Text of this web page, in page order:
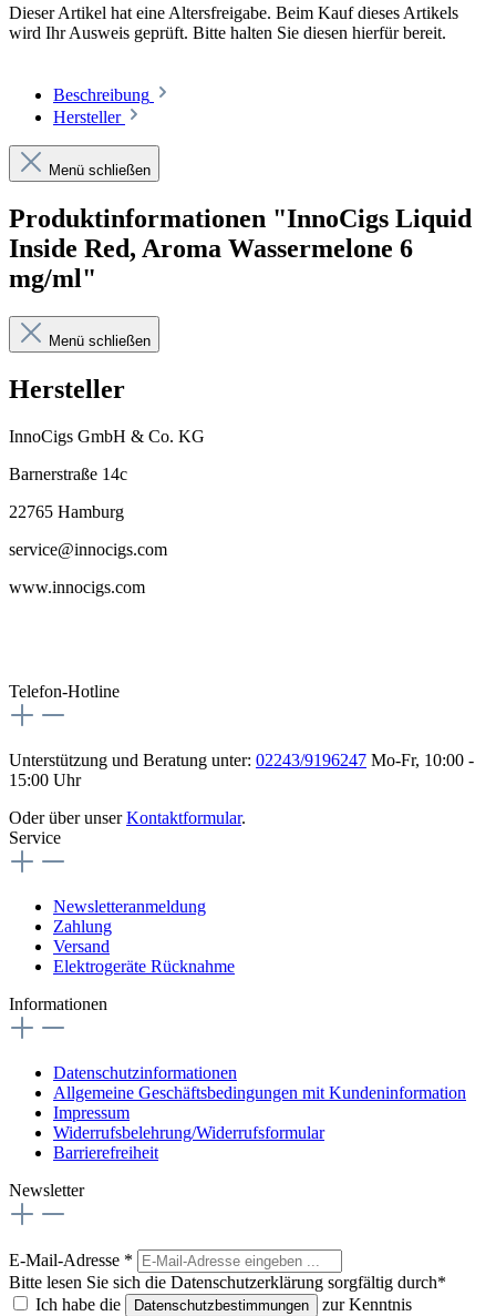
Dieser Artikel hat eine Altersfreigabe. Beim Kauf dieses Artikels
wird Ihr Ausweis geprüft. Bitte halten Sie diesen hierfür bereit.
Beschreibung
Hersteller
Menü schließen
Produktinformationen "InnoCigs Liquid
Inside Red, Aroma Wassermelone 6
mg/ml"
Menü schließen
Hersteller
InnoCigs GmbH & Co. KG
Barnerstraße 14c
22765 Hamburg
service@innocigs.com
www.innocigs.com
Telefon-Hotline
Unterstützung und Beratung unter: 02243/9196247 Mo-Fr, 10:00 -
15:00 Uhr
Oder über unserKontaktformular.
Service
Newsletteranmeldung
Zahlung
Versand
Elektrogeräte Rücknahme
Informationen
Datenschutzinformationen
Allgemeine Geschäftsbedingungen mit Kundeninformation
Impressum
Widerrufsbelehrung/Widerrufsformular
Barrierefreiheit
Newsletter
E-Mail-Adresse *
Bitte lesen Sie sich die Datenschutzerklärung sorgfältig durch*
Ich habe die
Datenschutzbestimmungen
zur Kenntnis